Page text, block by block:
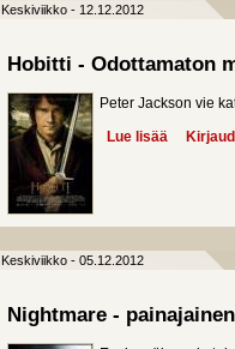
Keskiviikko - 12.12.2012
Hobitti - Odottamaton
Peter Jackson vie
Lue lisää about
Keskiviikko - 05.12.2012
Nightmare -